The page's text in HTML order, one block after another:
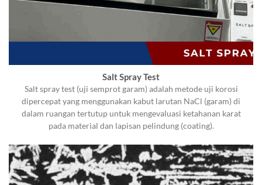
Salt Spray Test
Salt spray test (uji semprot garam) adalah metode uji korosi
dipercepat yang menggunakan kabut larutan NaCl (garam) di
dalam ruangan tertutup untuk mengevaluasi ketahanan karat
pada material dan lapisan pelindung (coating).